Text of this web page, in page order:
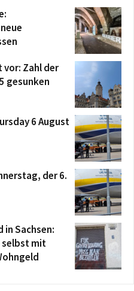
Zahl der
gesunken
6 August
der 6.
Sachsen:
selbst mit